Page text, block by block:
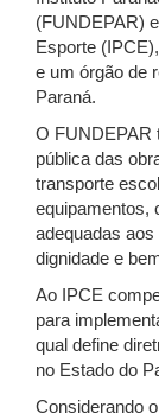
(FUNDEPAR)
Esporte
e um órgão de
Paraná.
O FUNDEPAR
pública das
transporte
equipamentos,
adequadas
dignidade e
Ao IPCE
para
qual define
no Estado do
Considerando